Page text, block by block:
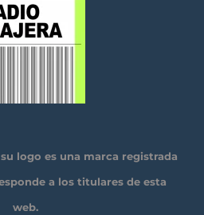
logo es una marca registrada
a los titulares de esta
web.